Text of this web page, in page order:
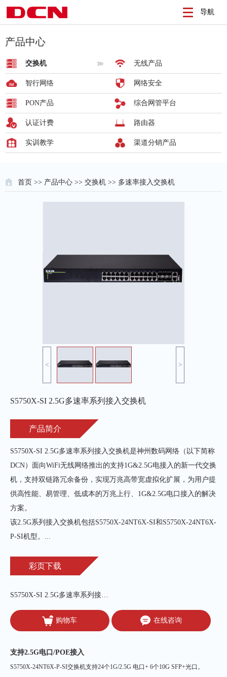
导航
产品中心
交换机 无线产品
智行网络 网络安全
PON产品 综合网管平台
认证计费 路由器
实训教学 渠道分销产品
首页 >> 产品中心 >> 交换机 >> 多速率接入交换机
< >
S5750X-SI 2.5G多速率系列接入交换机
产品简介
S5750X-SI 2.5G多速率系列接入交换机是神州数码网络（以下简称
DCN）面向WiFi无线网络推出的支持1G&2.5G电接入的新一代交换
机，支持双链路冗余备份，实现万兆高带宽虚拟化扩展，为用户提
供高性能、易管理、低成本的万兆上行、1G&2.5G电口接入的解决
方案。
该2.5G系列接入交换机包括S5750X-24NT6X-SI和S5750X-24NT6X-
P-SI机型。...
彩页下载
S5750X-SI 2.5G多速率系列接入交换机
购物车 在线咨询
支持2.5G电口/POE接入
S5750X-24NT6X-P-SI交换机支持24个1G/2.5G 电口+ 6个10G SFP+光口。